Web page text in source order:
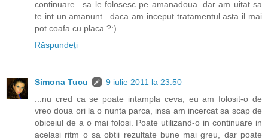
continuare ..sa le folosesc pe amanadoua. dar am uitat sa
te int un amanunt.. daca am inceput tratamentul asta il mai
pot coafa cu placa ?:)
Răspundeți
Simona Tucu
9 iulie 2011 la 23:50
...nu cred ca se poate intampla ceva, eu am folosit-o de
vreo doua ori la o nunta parca, insa am incercat sa scap de
obiceiul de a o mai folosi. Poate utilizand-o in continuare in
acelasi ritm o sa obtii rezultate bune mai greu, dar poate